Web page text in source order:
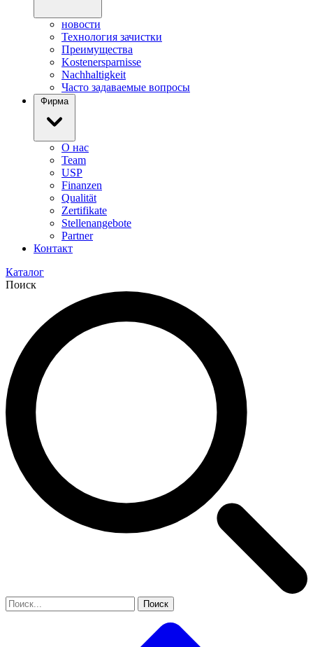
новости
Технология зачистки
Преимущества
Kostenersparnisse
Nachhaltigkeit
Часто задаваемые вопросы
Фирма
О нас
Team
USP
Finanzen
Qualität
Zertifikate
Stellenangebote
Partner
Контакт
Каталог
Поиск
Поиск